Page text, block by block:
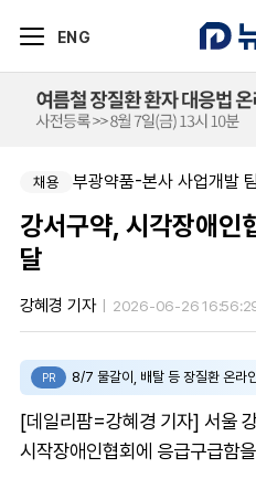
ENG
채용 부광약품-본사 사업개발
강서구약, 시각장애인
달
강혜경 기자 2026-06-26
PR 8/7 물갈이, 배탈 등 장질환 온라
[데일리팜=강혜경 기자] 서울
시작장애인협회에 응급구급함